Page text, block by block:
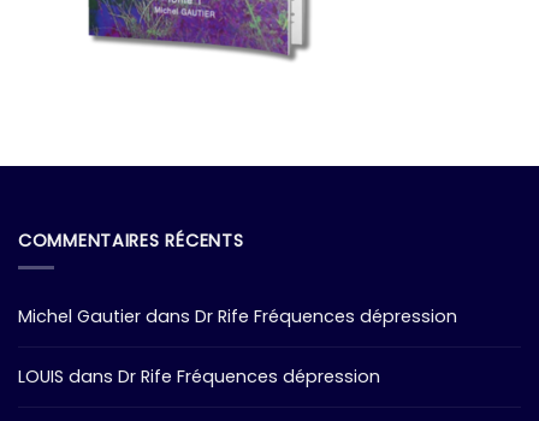
COMMENTAIRES RÉCENTS
Michel Gautier dans Dr Rife Fréquences dépression
LOUIS dans Dr Rife Fréquences dépression